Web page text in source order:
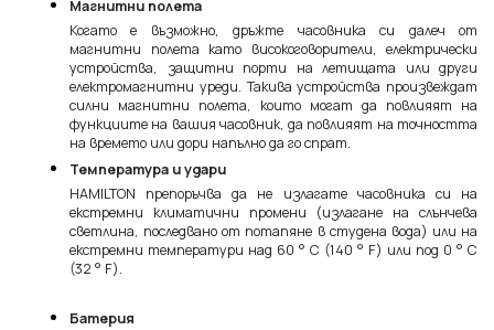
Магнитни полета
Когато е възможно, дръжте часовника си далеч от
магнитни полета като високоговорители, електрически
устройства, защитни порти на летищата или други
електромагнитни уреди. Такива устройства произвеждат
силни магнитни полета, които могат да повлияят на
функциите на вашия часовник, да повлияят на точността
на времето или дори напълно да го спрат.
Температура и удари
HAMILTON препоръчва да не излагате часовника си на
екстремни климатични промени (излагане на слънчева
светлина, последвано от потапяне в студена вода) или на
екстремни температури над 60 ° C (140 ° F) или под 0 ° C
(32 ° F).
Батерия